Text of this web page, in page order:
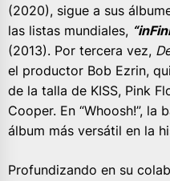
(2020), sigue a sus
las listas mundiales,
(2013). Por tercera vez,
el productor Bob Ezrin,
de la talla de KISS, Pink
Cooper. En “Whoosh!”, la
álbum más versátil en la
Profundizando en su